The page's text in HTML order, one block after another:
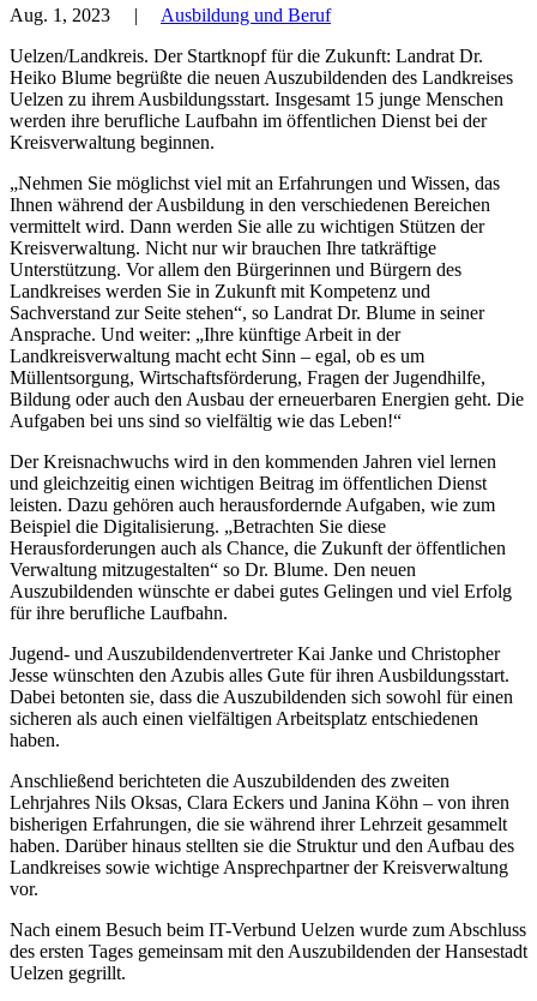
Aug. 1, 2023 | Ausbildung und Beruf
Uelzen/Landkreis. Der Startknopf für die Zukunft: Landrat Dr.
Heiko Blume begrüßte die neuen Auszubildenden des Landkreises
Uelzen zu ihrem Ausbildungsstart. Insgesamt 15 junge Menschen
werden ihre berufliche Laufbahn im öffentlichen Dienst bei der
Kreisverwaltung beginnen.
„Nehmen Sie möglichst viel mit an Erfahrungen und Wissen, das
Ihnen während der Ausbildung in den verschiedenen Bereichen
vermittelt wird. Dann werden Sie alle zu wichtigen Stützen der
Kreisverwaltung. Nicht nur wir brauchen Ihre tatkräftige
Unterstützung. Vor allem den Bürgerinnen und Bürgern des
Landkreises werden Sie in Zukunft mit Kompetenz und
Sachverstand zur Seite stehen“, so Landrat Dr. Blume in seiner
Ansprache. Und weiter: „Ihre künftige Arbeit in der
Landkreisverwaltung macht echt Sinn – egal, ob es um
Müllentsorgung, Wirtschaftsförderung, Fragen der Jugendhilfe,
Bildung oder auch den Ausbau der erneuerbaren Energien geht. Die
Aufgaben bei uns sind so vielfältig wie das Leben!“
Der Kreisnachwuchs wird in den kommenden Jahren viel lernen
und gleichzeitig einen wichtigen Beitrag im öffentlichen Dienst
leisten. Dazu gehören auch herausfordernde Aufgaben, wie zum
Beispiel die Digitalisierung. „Betrachten Sie diese
Herausforderungen auch als Chance, die Zukunft der öffentlichen
Verwaltung mitzugestalten“ so Dr. Blume. Den neuen
Auszubildenden wünschte er dabei gutes Gelingen und viel Erfolg
für ihre berufliche Laufbahn.
Jugend- und Auszubildendenvertreter Kai Janke und Christopher
Jesse wünschten den Azubis alles Gute für ihren Ausbildungsstart.
Dabei betonten sie, dass die Auszubildenden sich sowohl für einen
sicheren als auch einen vielfältigen Arbeitsplatz entschiedenen
haben.
Anschließend berichteten die Auszubildenden des zweiten
Lehrjahres Nils Oksas, Clara Eckers und Janina Köhn – von ihren
bisherigen Erfahrungen, die sie während ihrer Lehrzeit gesammelt
haben. Darüber hinaus stellten sie die Struktur und den Aufbau des
Landkreises sowie wichtige Ansprechpartner der Kreisverwaltung
vor.
Nach einem Besuch beim IT-Verbund Uelzen wurde zum Abschluss
des ersten Tages gemeinsam mit den Auszubildenden der Hansestadt
Uelzen gegrillt.